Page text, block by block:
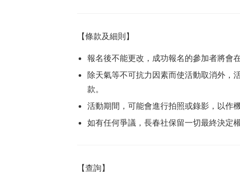
【條款及細則】
報名後不能更改，成功報名的參加者將會
除天氣等不可抗力因素而使活動取消外，
款。
活動期間，可能會進行拍照或錄影，以作
如有任何爭議，長春社保留一切最終決定權
【查詢】